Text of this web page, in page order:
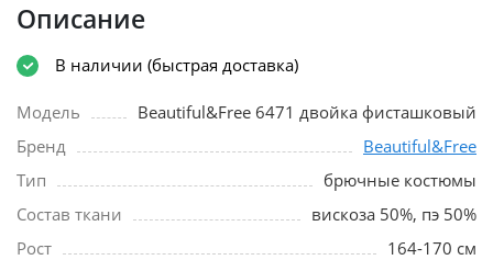
Описание
В наличии (быстрая доставка)
Модель
Beautiful&Free 6471 двойка фисташковый
Бренд
Beautiful&Free
Тип
брючные костюмы
Состав ткани
вискоза 50%, пэ 50%
Рост
164-170 см